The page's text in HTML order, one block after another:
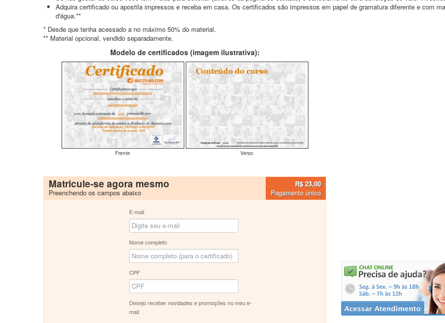
Adquira certificado ou apostila impressos e receba em casa. Os certificados são impressos em papel de gramatura diferente e com
d'água.**
* Desde que tenha acessado a no máximo 50% do material.
** Material opcional, vendido separadamente.
Modelo de certificados (imagem ilustrativa):
Frente Verso
Matricule-se agora mesmo
Preenchendo os campos abaixo
R$ 23,00
Pagamento único
E-mail
Nome completo
CPF
Desejo receber novidades e promoções no meu e-
mail: